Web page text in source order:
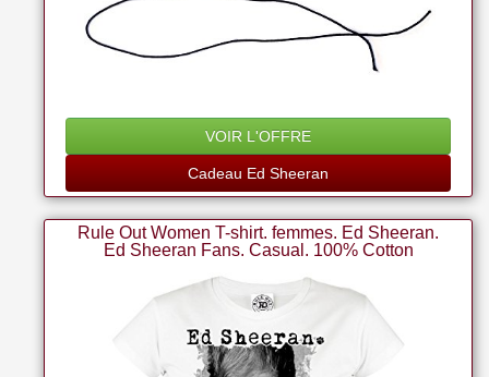
VOIR L'OFFRE
Cadeau Ed Sheeran
Rule Out Women T-shirt. femmes. Ed Sheeran.
Ed Sheeran Fans. Casual. 100% Cotton